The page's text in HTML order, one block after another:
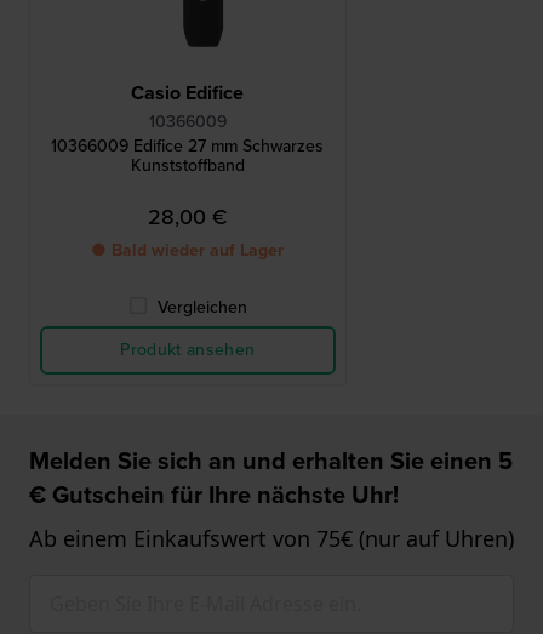
Casio Edifice
10366009
10366009 Edifice 27 mm Schwarzes
Kunststoffband
28,00 €
● Bald wieder auf Lager
Vergleichen
Produkt ansehen
Melden Sie sich an und erhalten Sie einen 5
€ Gutschein für Ihre nächste Uhr!
Ab einem Einkaufswert von 75€ (nur auf Uhren)